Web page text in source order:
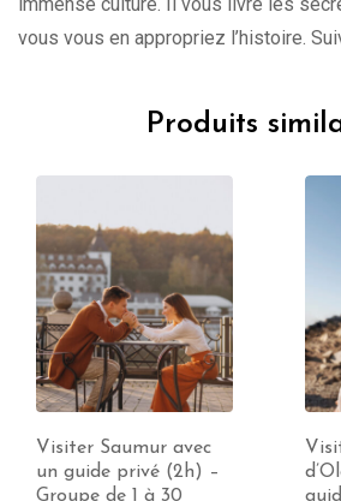
immense culture. Il vous livre les
vous vous en appropriez l’histoire.
Produits
Visiter Les Sables-
d’Olonne avec un
guide privé (2h) –
un